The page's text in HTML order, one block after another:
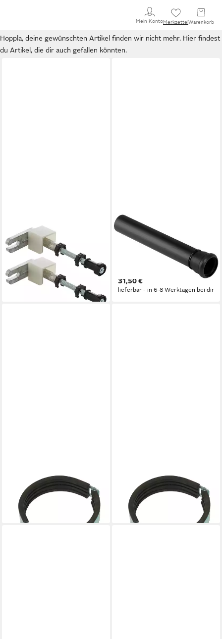
Mein KontoMerkzettel Warenkorb
Hoppla, deine gewünschten Artikel finden wir nicht mehr. Hier findest
du Artikel, die dir auch gefallen könnten.
Vorwandelement WC Geberit
Duofix Bausatz für
Vorwandmontage 111815001,
Set
ab 22,74 €
lieferbar - in 3-4 Werktagen bei dir
GEBERIT
Spülrohrverlängerung GE
Spülrohrverlängerung mit
Steckmuffe, L: 30.00 cm, ø
31,50 €
lieferbar - in 6-8 Werktagen bei dir
Rohrschelle Geberit Silent-
db20 Rohrschelle DN 100
11,99 €
lieferbar - in 3-4 Werktagen bei dir
Rohrschelle Geberit Silent-
db20 Rohrschelle DN 90
7,62 €
lieferbar - in 3-4 Werktagen bei dir